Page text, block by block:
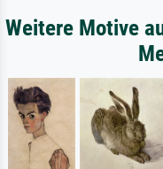
Weitere Motive